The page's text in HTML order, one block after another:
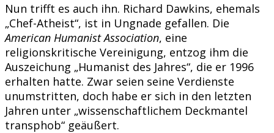
Nun trifft es auch ihn. Richard Dawkins, ehemals
„Chef-Atheist“, ist in Ungnade gefallen. Die
American Humanist Association, eine
religionskritische Vereinigung, entzog ihm die
Auszeichung „Humanist des Jahres“, die er 1996
erhalten hatte. Zwar seien seine Verdienste
unumstritten, doch habe er sich in den letzten
Jahren unter „wissenschaftlichem Deckmantel
transphob“ geäußert.